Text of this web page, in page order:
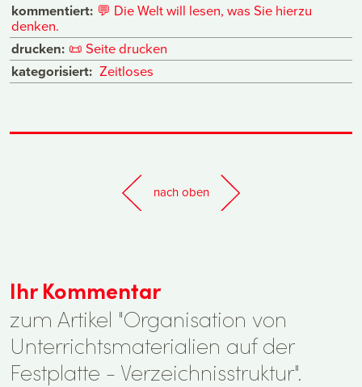
kommentiert: 💬 Die Welt will lesen, was Sie hierzu
denken.
drucken: 📜 Seite drucken
kategorisiert: Zeitloses
nach oben
Ihr Kommentar
zum Artikel "Organisation von
Unterrichtsmaterialien auf der
Festplatte - Verzeichnisstruktur".